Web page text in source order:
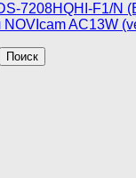
7208HQHI-F1/N
NOVIcam AC13W